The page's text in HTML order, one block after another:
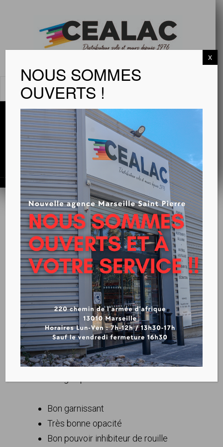
MENU
MULTIDOX BRILLANT
Télécharger la fiche produit
Bon garnissant
Très bonne opacité
Bon pouvoir inhibiteur de rouille
NOUS SOMMES
OUVERTS !
X